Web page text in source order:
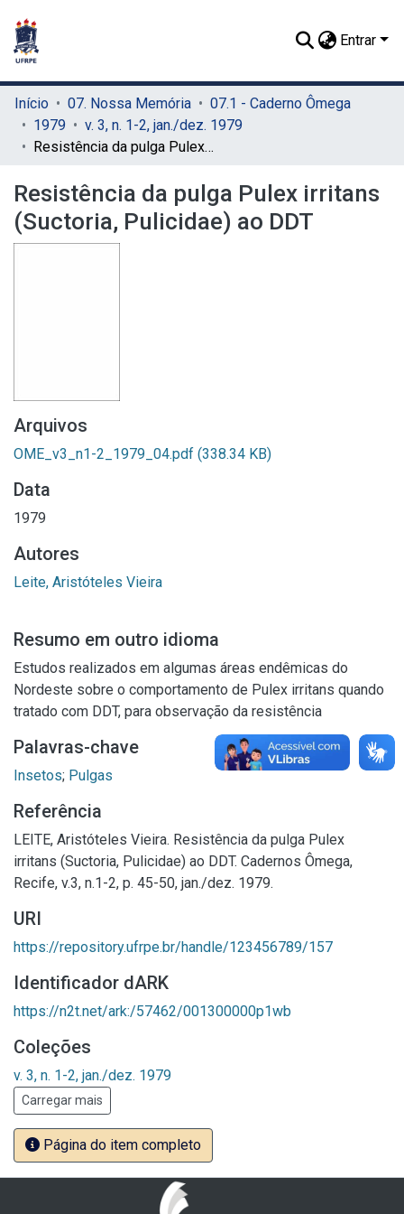
Entrar
Início 07. Nossa Memória
07.1 - Caderno Ômega
1979
v. 3, n. 1-2, jan./dez. 1979
Resistência da pulga Pulex irritans (Suctoria, Pulicidae) ao DDT
Resistência da pulga Pulex irritans
(Suctoria, Pulicidae) ao DDT
Arquivos
OME_v3_n1-2_1979_04.pdf (338.34 KB)
Data
1979
Autores
Leite, Aristóteles Vieira
Resumo em outro idioma
Estudos realizados em algumas áreas endêmicas do
Nordeste sobre o comportamento de Pulex irritans quando
tratado com DDT, para observação da resistência
Palavras-chave
Insetos; Pulgas
Referência
LEITE, Aristóteles Vieira. Resistência da pulga Pulex
irritans (Suctoria, Pulicidae) ao DDT. Cadernos Ômega,
Recife, v.3, n.1-2, p. 45-50, jan./dez. 1979.
URI
https://repository.ufrpe.br/handle/123456789/157
Identificador dARK
https://n2t.net/ark:/57462/001300000p1wb
Coleções
v. 3, n. 1-2, jan./dez. 1979
Carregar mais
Página do item completo